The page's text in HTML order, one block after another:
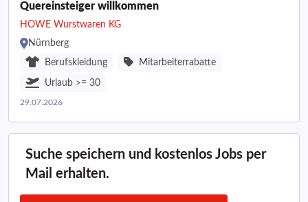
Quereinsteiger willkommen
HOWE Wurstwaren KG
Nürnberg
Berufskleidung
Mitarbeiterrabatte
Urlaub >= 30
29.07.2026
Suche speichern und kostenlos Jobs per
Mail erhalten.